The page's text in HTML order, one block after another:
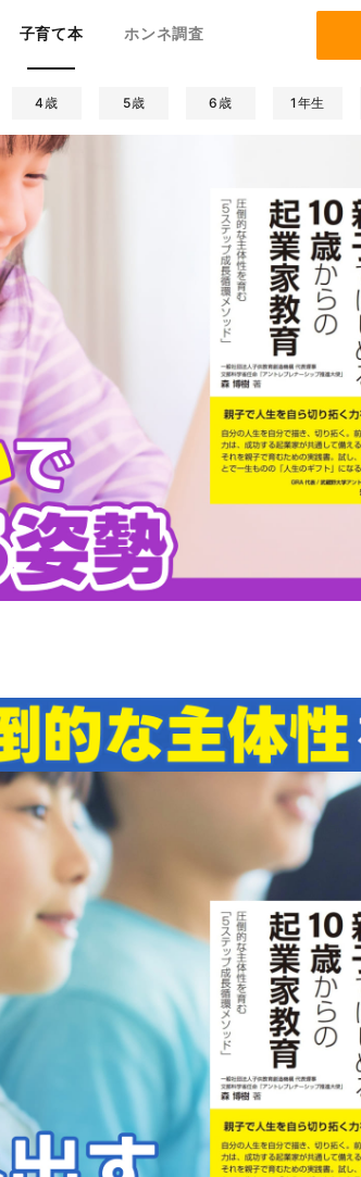
子育て本 ホンネ調査
4歳 5歳 6歳 1年生
生活/暮らし 絵本